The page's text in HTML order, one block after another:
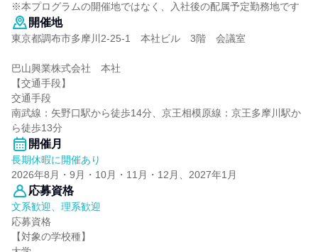
※本プログラムの開催地ではなく、入社後の配属予定勤務地です
開催地
東京都調布市多摩川2-25-1 本社ビル 3階 会議室
巴山興業株式会社 本社
【交通手段】
交通手段
南武線：矢野口駅から徒歩14分、京王相模原線：京王多摩川駅か
ら徒歩13分
開催月
長期休暇に開催あり
2026年8月・9月・10月・11月・12月、2027年1月
応募資格
文系歓迎、理系歓迎
応募資格
【対象の学校種】